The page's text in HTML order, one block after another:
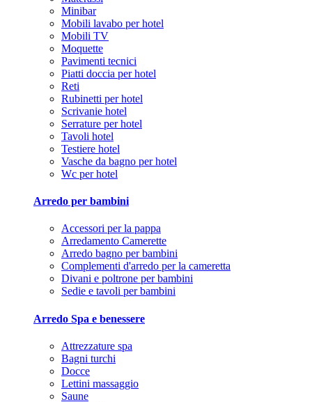
Minibar
Mobili lavabo per hotel
Mobili TV
Moquette
Pavimenti tecnici
Piatti doccia per hotel
Reti
Rubinetti per hotel
Scrivanie hotel
Serrature per hotel
Tavoli hotel
Testiere hotel
Vasche da bagno per hotel
Wc per hotel
Arredo per bambini
Accessori per la pappa
Arredamento Camerette
Arredo bagno per bambini
Complementi d'arredo per la cameretta
Divani e poltrone per bambini
Sedie e tavoli per bambini
Arredo Spa e benessere
Attrezzature spa
Bagni turchi
Docce
Lettini massaggio
Saune